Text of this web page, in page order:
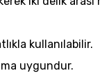
kullanılabilir.
uygundur.